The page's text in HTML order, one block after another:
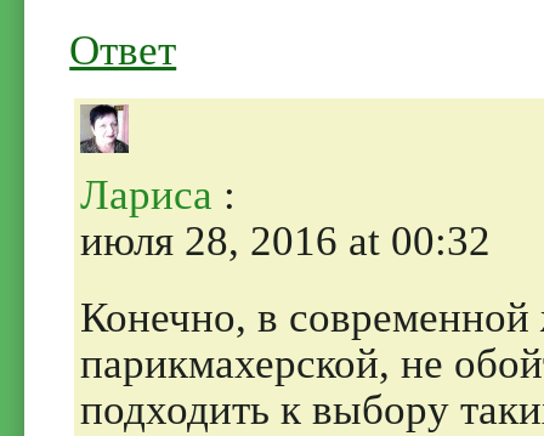
Ответ
Лариса :
июля 28, 2016 at 00:32
Конечно, в
парикмахерской, не
подходить к выбору